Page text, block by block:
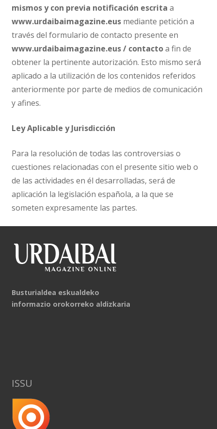
mismosy con previa notificación escrita a
www.urdaibaimagazine.eus mediante petición a
través del formulario de contacto presente en
www.urdaibaimagazine.eus/ contactoa fin de
obtener la pertinente autorización. Esto mismo será
aplicado a la utilización de los contenidos referidos
anteriormente por parte de medios de comunicación
y afines.
Ley Aplicable y Jurisdicción
Para la resolución de todas las controversias o
cuestiones relacionadas con el presente sitio web o
de las actividades en él desarrolladas, será de
aplicación la legislación española, a la que se
someten expresamente las partes.
Busturialdea eskualdeko
informazio orokorreko aldizkaria
ISSU